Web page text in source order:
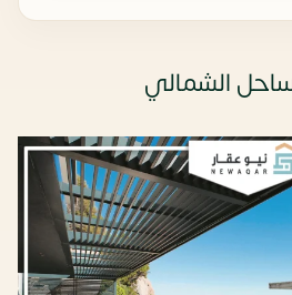
الشمالي